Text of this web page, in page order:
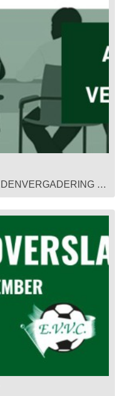
30-09-2023 — ALGEMENE LEDENVERGADERING EVVC EN VOORDRACHT NIEUWE VOORZITTER